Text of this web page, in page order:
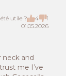
utile ? 4 1
01.05.2026
neck and
me I’ve